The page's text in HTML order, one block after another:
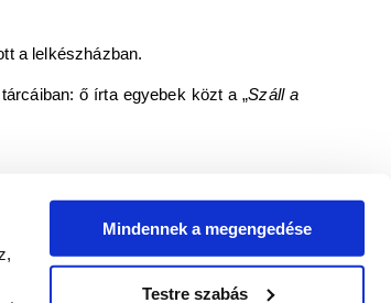
Mindennek a megengedése
Testre szabás
a lelkészházban.
ő írta egyebek közt a „Száll a
Nagy Mária
10. kötet. Budapest : Magyar K.k és